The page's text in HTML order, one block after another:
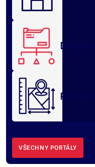
Portál
VŠECHNY PORTÁLY